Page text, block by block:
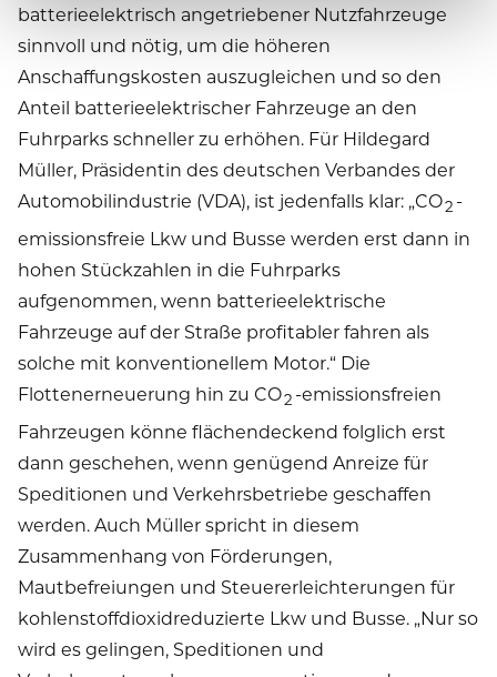
batterieelektrisch angetriebener Nutzfahrzeuge
sinnvoll und nötig, um die höheren
Anschaffungskosten auszugleichen und so den
Anteil batterieelektrischer Fahrzeuge an den
Fuhrparks schneller zu erhöhen. Für Hildegard
Müller, Präsidentin des deutschen Verbandes der
Automobilindustrie (VDA), ist jedenfalls klar: „CO2 -
emissionsfreie Lkw und Busse werden erst dann in
hohen Stückzahlen in die Fuhrparks
aufgenommen, wenn batterieelektrische
Fahrzeuge auf der Straße profitabler fahren als
solche mit konventionellem Motor.“ Die
Flottenerneuerung hin zu CO2 -emissionsfreien
Fahrzeugen könne flächendeckend folglich erst
dann geschehen, wenn genügend Anreize für
Speditionen und Verkehrsbetriebe geschaffen
werden. Auch Müller spricht in diesem
Zusammenhang von Förderungen,
Mautbefreiungen und Steuererleichterungen für
kohlenstoffdioxidreduzierte Lkw und Busse. „Nur so
wird es gelingen, Speditionen und